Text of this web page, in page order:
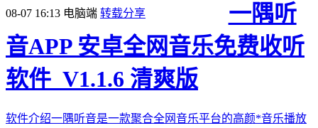
08-07 16:13 电脑端 转载分享
一隅听
音APP 安卓全网音乐免费收听
软件_V1.1.6 清爽版
软件介绍一隅听音是一款聚合全网音乐平台的高颜*音乐播放